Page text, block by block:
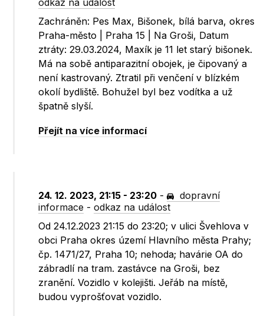
odkaz na událost
Zachráněn: Pes Max, Bišonek, bílá barva, okres
Praha-město | Praha 15 | Na Groši, Datum
ztráty: 29.03.2024, Maxík je 11 let starý bišonek.
Má na sobě antiparazitní obojek, je čipovaný a
není kastrovaný. Ztratil při venčení v blízkém
okolí bydliště. Bohužel byl bez vodítka a už
špatně slyší.
Přejít na více informací
24. 12. 2023, 21:15 - 23:20 -
dopravní
informace -odkaz na událost
Od 24.12.2023 21:15 do 23:20; v ulici Švehlova v
obci Praha okres území Hlavního města Prahy;
čp. 1471/27, Praha 10; nehoda; havárie OA do
zábradlí na tram. zastávce na Groši, bez
zranění. Vozidlo v kolejišti. Jeřáb na místě,
budou vyprošťovat vozidlo.